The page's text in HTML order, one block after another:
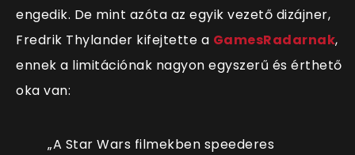
engedik. De mint azóta az egyik vezető dizájner,
Fredrik Thylander kifejtette a GamesRadarnak,
ennek a limitációnak nagyon egyszerű és érthető
oka van:
„A Star Wars filmekben speederes